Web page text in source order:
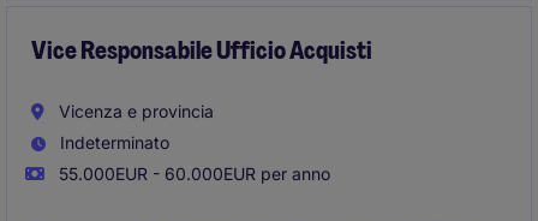
Vice Responsabile Ufficio Acquisti
Vicenza e provincia
Indeterminato
55.000EUR - 60.000EUR per anno